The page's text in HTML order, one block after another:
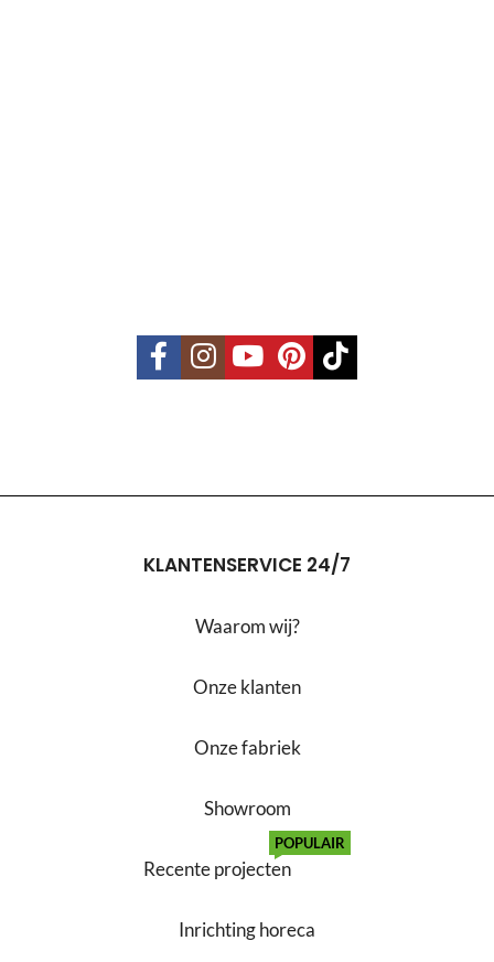
KLANTENSERVICE 24/7
Waarom wij?
Onze klanten
Onze fabriek
Showroom
Recente projecten
POPULAIR
Inrichting horeca